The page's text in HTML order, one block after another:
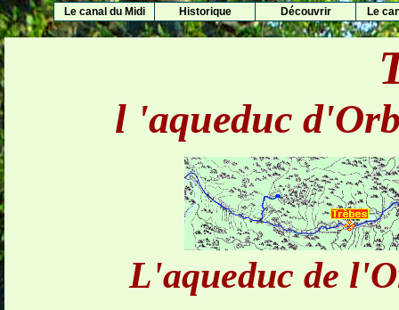
Le canal du Midi Historique Découvrir Le
l 'aqueduc
L'aqueduc de